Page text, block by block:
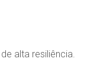
alta resiliência.